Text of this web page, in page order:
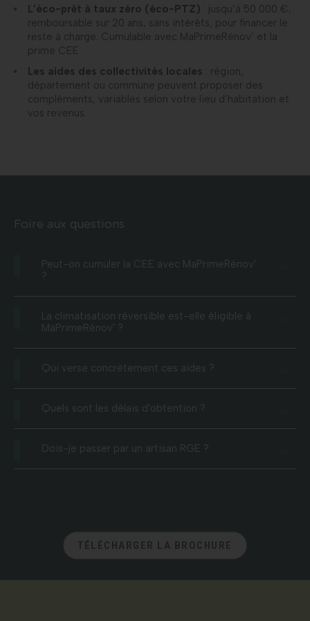
L’éco-prêt à taux zéro (éco-PTZ) : jusqu’à 50 000 €,
remboursable sur 20 ans, sans intérêts, pour financer le
reste à charge. Cumulable avec MaPrimeRénov’ et la
prime CEE.
Les aides des collectivités locales : région,
département ou commune peuvent proposer des
compléments, variables selon votre lieu d’habitation et
vos revenus.
Foire aux questions
Peut-on cumuler la CEE avec MaPrimeRénov'
?
La climatisation réversible est-elle éligible à
MaPrimeRénov' ?
Qui verse concrètement ces aides ?
Quels sont les délais d'obtention ?
Dois-je passer par un artisan RGE ?
TÉLÉCHARGER LA BROCHURE